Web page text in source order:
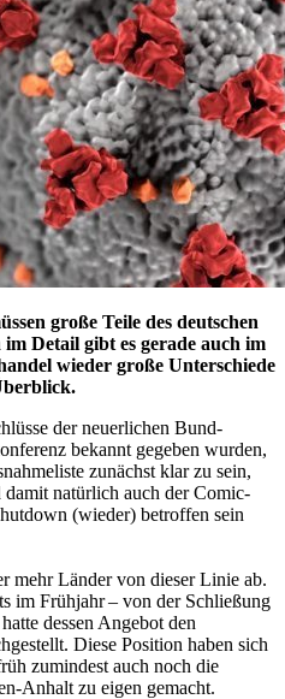
große Teile des deutschen
Detail gibt es gerade auch im
wieder große Unterschiede
der neuerlichen Bund-
bekannt gegeben wurden,
zunächst klar zu sein,
damit natürlich auch der Comic-
(wieder) betroffen sein
mehr Länder von dieser Linie ab.
im Frühjahr – von der Schließung
dessen Angebot den
Diese Position haben sich
zumindest auch noch die
Anhalt zu eigen gemacht.